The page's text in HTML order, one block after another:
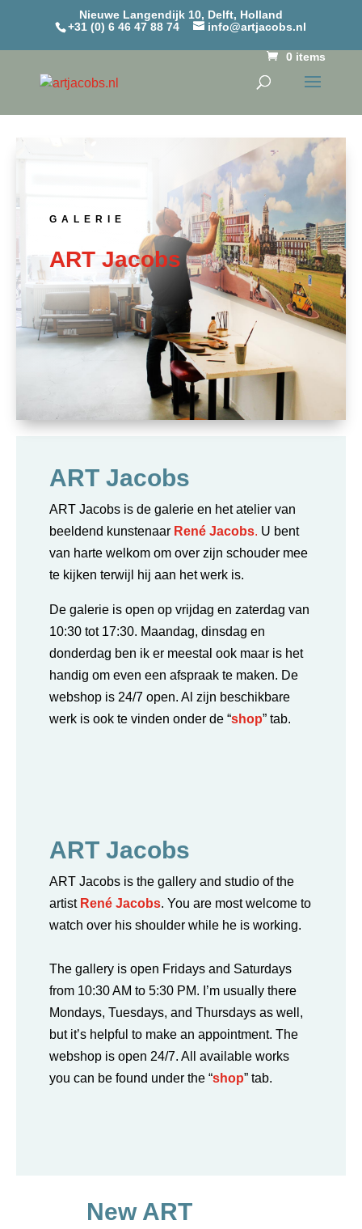
Nieuwe Langendijk 10, Delft, Holland
+31 (0) 6 46 47 88 74
info@artjacobs.nl
0 items
GALERIE
ART Jacobs
ART Jacobs
ART Jacobs is de galerie en het atelier van
beeldend kunstenaar René Jacobs. U bent
van harte welkom om over zijn schouder mee
te kijken terwijl hij aan het werk is.
De galerie is open op vrijdag en zaterdag van
10:30 tot 17:30. Maandag, dinsdag en
donderdag ben ik er meestal ook maar is het
handig om even een afspraak te maken. De
webshop is 24/7 open. Al zijn beschikbare
werk is ook te vinden onder de “shop” tab.
ART Jacobs
ART Jacobs is the gallery and studio of the
artist René Jacobs. You are most welcome to
watch over his shoulder while he is working.
The gallery is open Fridays and Saturdays
from 10:30 AM to 5:30 PM. I’m usually there
Mondays, Tuesdays, and Thursdays as well,
but it’s helpful to make an appointment. The
webshop is open 24/7. All available works
you can be found under the “shop” tab.
New ART